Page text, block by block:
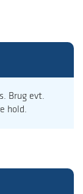
Brug evt.
hold.